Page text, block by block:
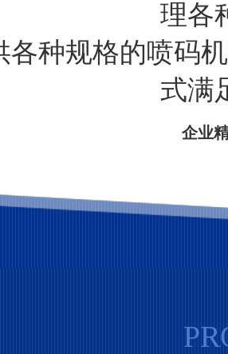
理各
各种规格的喷码
式满
企业